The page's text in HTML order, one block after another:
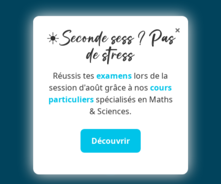
×
☀️Seconde sess ? Pas
de stress
Réussis tesexamens lors de la
session d'août grâce à noscours
particuliers spécialisés en Maths
& Sciences.
Découvrir